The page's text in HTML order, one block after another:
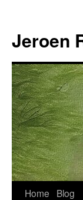
Jeroen
Skip
Home Blog